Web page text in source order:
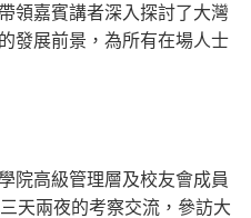
領嘉賓講者深入探討了大灣
發展前景，為所有在場人士
院高級管理層及校友會成員
天兩夜的考察交流，參訪大